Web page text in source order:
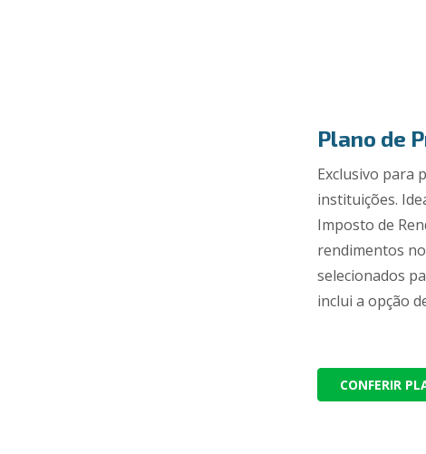
Plano de
Exclusivo para
instituições.
Imposto de
rendimentos
selecionados
inclui a opção
CONFERIR